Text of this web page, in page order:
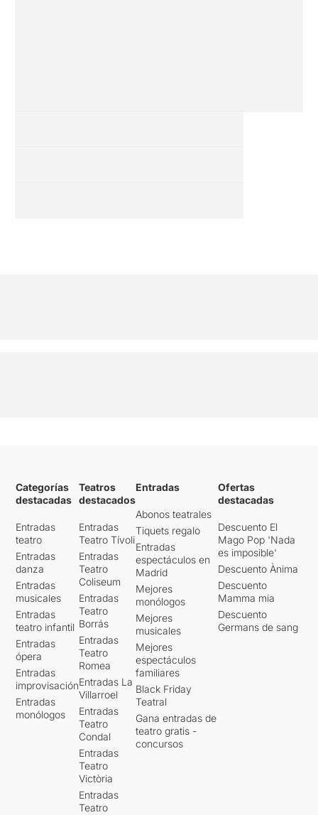
Categorías
destacadas
Entradas
teatro
Entradas
danza
Entradas
musicales
Entradas
teatro infantil
Entradas
ópera
Entradas
improvisación
Entradas
monólogos
Teatros
destacados
Entradas
Teatro Tívoli
Entradas
Teatro
Coliseum
Entradas
Teatro
Borrás
Entradas
Teatro
Romea
Entradas La
Villarroel
Entradas
Teatro
Condal
Entradas
Teatro
Victòria
Entradas
Teatro
Entradas
Abonos teatrales
Tiquets regalo
Entradas
espectáculos en
Madrid
Mejores
monólogos
Mejores
musicales
Mejores
espectáculos
familiares
Black Friday
Teatral
Gana entradas de
teatro gratis -
concursos
Ofertas
destacadas
Descuento El
Mago Pop 'Nada
es imposible'
Descuento Ànima
Descuento
Mamma mia
Descuento
Germans de sang